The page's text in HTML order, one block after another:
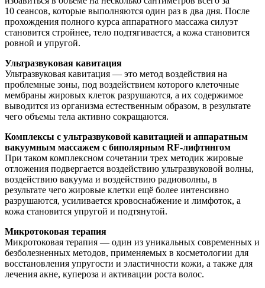
10 сеансов, которые выполняются один раз в два дня. После
прохождения полного курса аппаратного массажа силуэт
становится стройнее, тело подтягивается, а кожа становится
ровной и упругой.
Ультразвуковая кавитация
Ультразвуковая кавитация — это метод воздействия на
проблемные зоны, под воздействием которого клеточные
мембраны жировых клеток разрушаются, а их содержимое
выводится из организма естественным образом, в результате
чего объемы тела активно сокращаются.
Комплексы с ультразвуковой кавитацией и аппаратным
вакуумным массажем с биполярным RF-лифтингом
При таком комплексном сочетании трех методик жировые
отложения подвергается воздействию ультразвуковой волны,
воздействию вакуума и воздействию радиоволны, в
результате чего жировые клетки ещё более интенсивно
разрушаются, усиливается кровоснабжение и лимфоток, а
кожа становится упругой и подтянутой.
Микротоковая терапия
Микротоковая терапия — один из уникальных современных и
безболезненных методов, применяемых в косметологии для
восстановления упругости и эластичности кожи, а также для
лечения акне, купероза и активации роста волос.